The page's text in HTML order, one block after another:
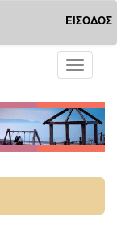
ΕΙΣΟΔΟΣ
Toggle